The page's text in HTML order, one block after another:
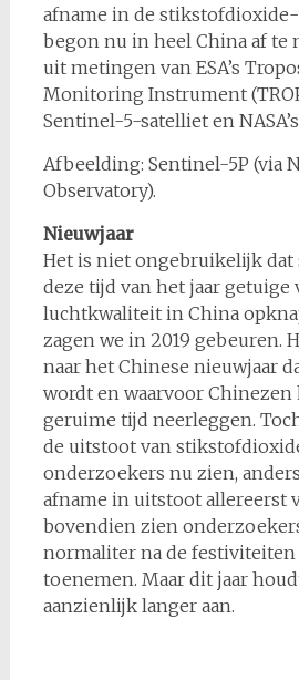
afname in de
begon nu in heel China af te
uit metingen van ESA’s
Monitoring Instrument
Sentinel-5-satelliet en
Afbeelding: Sentinel-5P (via
Observatory).
Nieuwjaar
Het is niet ongebruikelijk
deze tijd van het jaar getuige
luchtkwaliteit in China
zagen we in 2019 gebeuren.
naar het Chinese nieuwjaar
wordt en waarvoor
geruime tijd neerleggen.
de uitstoot van
onderzoekers nu zien,
afname in uitstoot allereerst
bovendien zien
normaliter na de festiviteiten
toenemen. Maar dit jaar
aanzienlijk langer aan.